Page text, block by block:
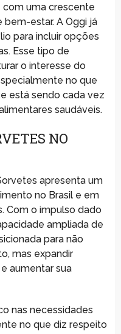
com uma crescente
estar. A Oggi já
para incluir opções
Esse tipo de
o interesse do
no que
está sendo cada vez
saudáveis.
NO
apresenta um
no Brasil e em
Com o impulso dado
ampliada de
para não
mas expandir
aumentar sua
nas necessidades
no que diz respeito